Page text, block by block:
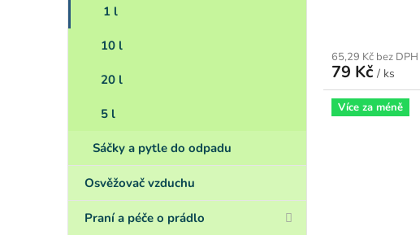
1 l
10 l
20 l
5 l
Sáčky a pytle do odpadu
Osvěžovač vzduchu
Praní a péče o prádlo
65,29 Kč bez DPH
79 Kč / ks
Více za méně